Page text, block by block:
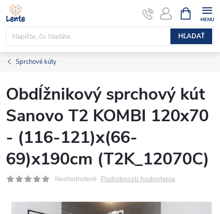
Prejsť
na
obsah
HĽADAŤ
KOŠÍK
Sprchové kúty
Obdĺžnikový sprchový kút
Sanovo T2 KOMBI 120x70
- (116-121)x(66-
69)x190cm (T2K_12070C)
Neohodnotené Podrobnosti hodnotenia